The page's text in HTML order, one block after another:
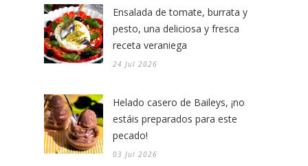
Ensalada de tomate, burrata y
pesto, una deliciosa y fresca
receta veraniega
24 Jul 2026
Helado casero de Baileys, ¡no
estáis preparados para este
pecado!
03 Jul 2026